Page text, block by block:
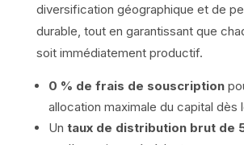
diversification géographique et de
durable, tout en garantissant que
soit immédiatement productif.
0 % de frais de souscription
allocation maximale du capital dès
Un taux de distribution brut de